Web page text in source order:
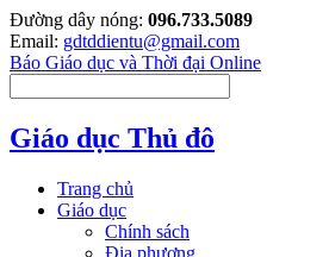
Đường dây nóng: 096.733.5089
Email: gdtddientu@gmail.com
Báo Giáo dục và Thời đại Online
Giáo dục Thủ đô
Trang chủ
Giáo dục
Chính sách
Địa phương